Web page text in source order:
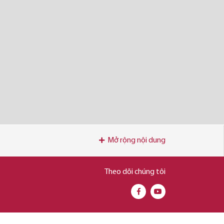
Mở rộng nội dung
Theo dõi chúng tôi